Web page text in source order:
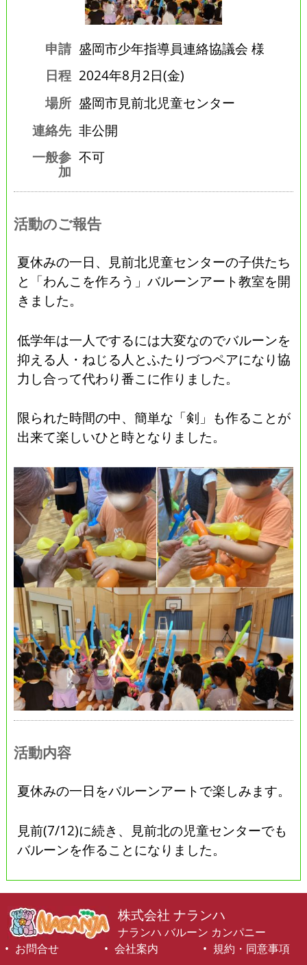
申請 盛岡市少年指導員連絡協議会 様
日程 2024年8月2日(金)
場所 盛岡市見前北児童センター
連絡先 非公開
一般参
加
不可
活動のご報告
夏休みの一日、見前北児童センターの子供たち
と「わんこを作ろう」バルーンアート教室を開
きました。
低学年は一人でするには大変なのでバルーンを
抑える人・ねじる人とふたりづつペアになり協
力し合って代わり番こに作りました。
限られた時間の中、簡単な「剣」も作ることが
出来て楽しいひと時となりました。
活動内容
夏休みの一日をバルーンアートで楽しみます。
見前(7/12)に続き、見前北の児童センターでも
バルーンを作ることになりました。
株式会社 ナランハ
ナランハ バルーン カンパニー
お問合せ
会社案内
規約・同意事項